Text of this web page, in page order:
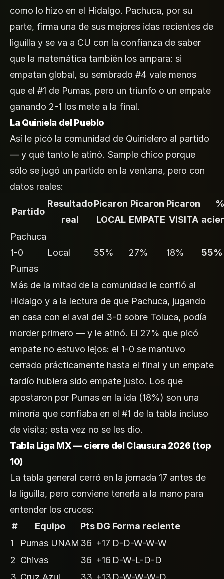
como lo hizo en el Hidalgo. Pachuca, por su
parte, firma una de sus mejores idas recientes de
liguilla y se va a CU con la confianza de saber
que la matemática también los ampara: si
empatan global, su sembrado #4 vale menos
que el #1 de Pumas, pero un triunfo o un empate
ganando 2-1 los mete a la final.
La Quiniela del Pueblo
Así le picó la comunidad de Quinielero al partido
— y qué tanto le atinó. Sample chico porque
sólo se jugó un partido en la ventana, pero con
datos reales:
Partido
Resultado
real
Picaron
LOCAL
Picaron
EMPATE
Picaron
VISITA
Pachuca
1-0
Pumas
Local 55% 27% 18% 55%
Más de la mitad de la comunidad le confió al
Hidalgo y a la lectura de que Pachuca, jugando
en casa con el aval del 3-0 sobre Toluca, podía
morder primero — y le atinó. El 27% que picó
empate no estuvo lejos: el 1-0 se mantuvo
cerrado prácticamente hasta el final y un empate
tardío hubiera sido empate justo. Los que
apostaron por Pumas en la ida (18%) son una
minoría que confiaba en el #1 de la tabla incluso
de visita; esta vez no se les dio.
Tabla Liga MX — cierre del Clausura 2026 (top
10)
La tabla general cerró en la jornada 17 antes de
la liguilla, pero conviene tenerla a la mano para
entender los cruces:
#
Equipo Pts DG Forma reciente
1
Pumas UNAM 36 +17 D-D-W-W-W
2 Chivas 36 +16 D-W-L-D-D